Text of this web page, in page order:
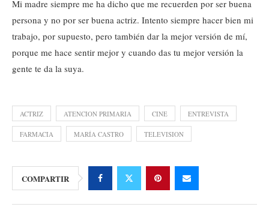
Mi madre siempre me ha dicho que me recuerden por ser buena
persona y no por ser buena actriz. Intento siempre hacer bien mi
trabajo, por supuesto, pero también dar la mejor versión de mí,
porque me hace sentir mejor y cuando das tu mejor versión la
gente te da la suya.
ACTRIZ ATENCION PRIMARIA CINE ENTREVISTA
FARMACIA MARÍA CASTRO TELEVISION
COMPARTIR